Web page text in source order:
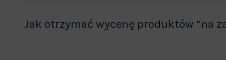
Jak otrzymać wycenę produktów ”na